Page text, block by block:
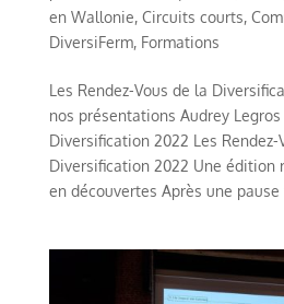
en Wallonie, Circuits courts,
DiversiFerm, Formations
Les Rendez-Vous de la
nos présentations Audrey
Diversification 2022 Les Rendez-
Diversification 2022 Une édition
en découvertes Après une pause